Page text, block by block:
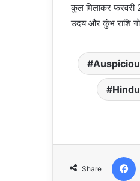
कुल मिलाकर फरवरी
उदय और कुंभ राशि
Share